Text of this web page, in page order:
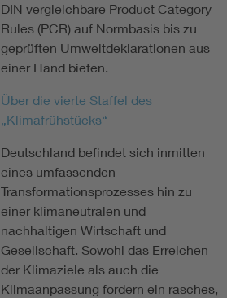
DIN vergleichbare Product Category
Rules (PCR) auf Normbasis bis zu
geprüften Umweltdeklarationen aus
einer Hand bieten.
Über die vierte Staffel des
„Klimafrühstücks“
Deutschland befindet sich inmitten
eines umfassenden
Transformationsprozesses hin zu
einer klimaneutralen und
nachhaltigen Wirtschaft und
Gesellschaft. Sowohl das Erreichen
der Klimaziele als auch die
Klimaanpassung fordern ein rasches,